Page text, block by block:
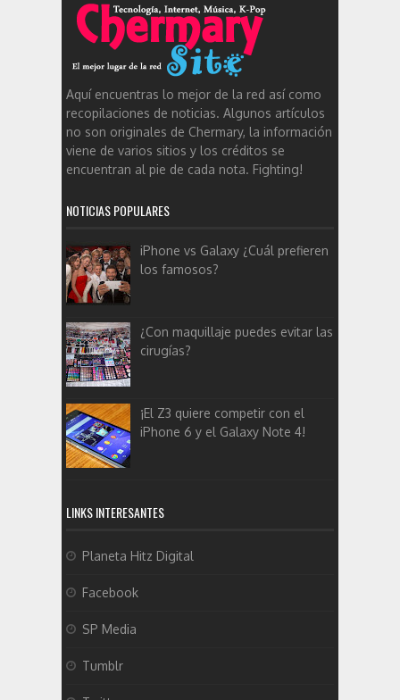
Aquí encuentras lo mejor de la red así como
recopilaciones de noticias. Algunos artículos
no son originales de Chermary, la información
viene de varios sitios y los créditos se
encuentran al pie de cada nota. Fighting!
NOTICIAS POPULARES
iPhone vs Galaxy ¿Cuál prefieren
los famosos?
¿Con maquillaje puedes evitar las
cirugías?
¡El Z3 quiere competir con el
iPhone 6 y el Galaxy Note 4!
LINKS INTERESANTES
Planeta Hitz Digital
Facebook
SP Media
Tumblr